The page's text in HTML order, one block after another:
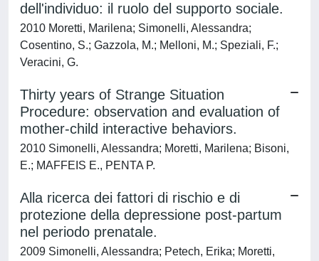
dell'individuo: il ruolo del supporto sociale.
2010 Moretti, Marilena; Simonelli, Alessandra;
Cosentino, S.; Gazzola, M.; Melloni, M.; Speziali, F.;
Veracini, G.
Thirty years of Strange Situation
Procedure: observation and evaluation of
mother-child interactive behaviors.
2010 Simonelli, Alessandra; Moretti, Marilena; Bisoni,
E.; MAFFEIS E., PENTA P.
Alla ricerca dei fattori di rischio e di
protezione della depressione post-partum
nel periodo prenatale.
2009 Simonelli, Alessandra; Petech, Erika; Moretti,